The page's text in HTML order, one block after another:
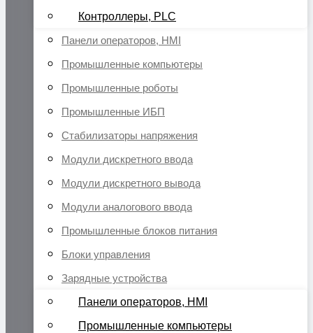
Контроллеры, PLC
Панели операторов, HMI
Промышленные компьютеры
Промышленные роботы
Промышленные ИБП
Стабилизаторы напряжения
Модули дискретного ввода
Модули дискретного вывода
Модули аналогового ввода
Промышленные блоков питания
Блоки управления
Зарядные устройства
Панели операторов, HMI
Промышленные компьютеры